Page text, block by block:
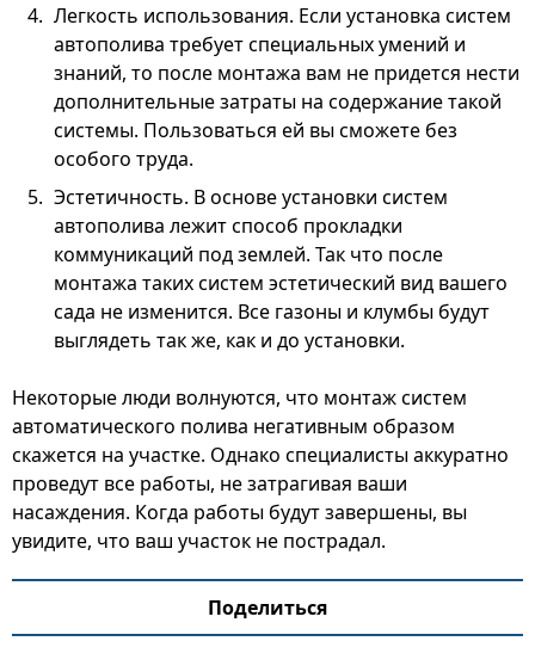
Легкость использования. Если установка систем
автополива требует специальных умений и
знаний, то после монтажа вам не придется нести
дополнительные затраты на содержание такой
системы. Пользоваться ей вы сможете без
особого труда.
Эстетичность. В основе установки систем
автополива лежит способ прокладки
коммуникаций под землей. Так что после
монтажа таких систем эстетический вид вашего
сада не изменится. Все газоны и клумбы будут
выглядеть так же, как и до установки.
Некоторые люди волнуются, что монтаж систем
автоматического полива негативным образом
скажется на участке. Однако специалисты аккуратно
проведут все работы, не затрагивая ваши
насаждения. Когда работы будут завершены, вы
увидите, что ваш участок не пострадал.
Поделиться